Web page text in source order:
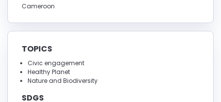
Cameroon
TOPICS
Civic engagement
Healthy Planet
Nature and Biodiversity
SDGS